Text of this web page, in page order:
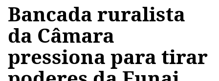
Bancada ruralista
da Câmara
pressiona para tirar